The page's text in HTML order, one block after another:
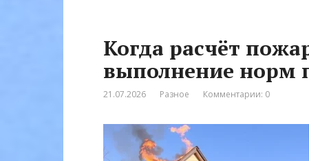
Когда расчёт
выполнение норм
21.07.2026 Разное Комментарии: 0